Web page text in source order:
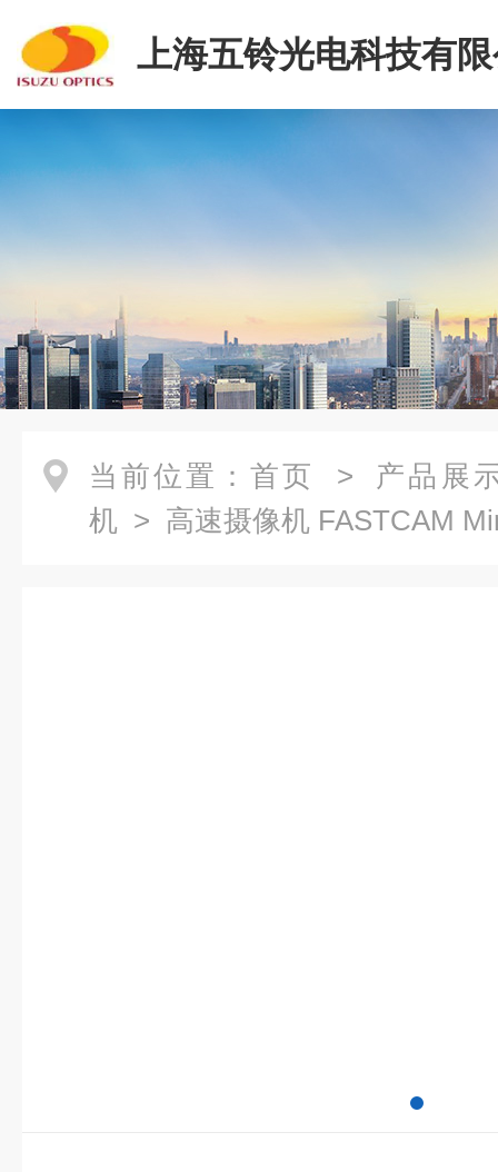
上海五铃光电科技有
当前位置： 首页 > 产品展
机 > 高速摄像机 FASTCAM